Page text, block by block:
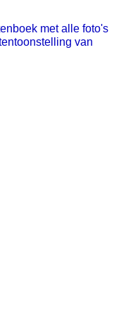
met alle foto's
van